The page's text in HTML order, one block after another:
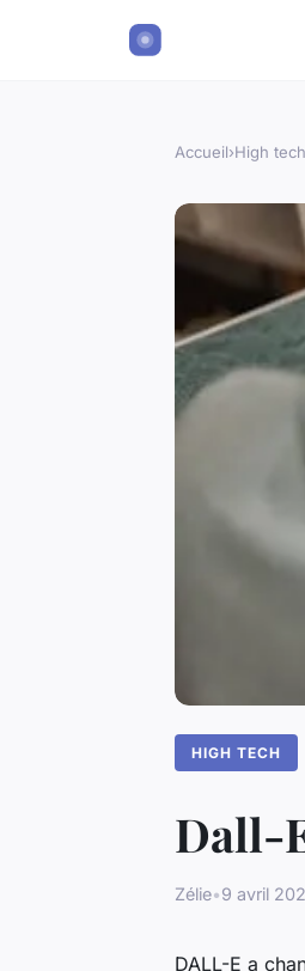
Accueil›High tech
HIGH TECH
Dall-
Zélie•9 avril
DALL-E a